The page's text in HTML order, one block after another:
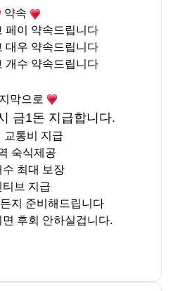
약속
페이
약속드립니다
대우 약속드립니다
개수 약속드립니다
막으로
금1돈 지급합니다.
교통비 지급
숙식제공
수 최대 보장
티브 지급
지 준비해드립니다
후회 안하실겁니다.